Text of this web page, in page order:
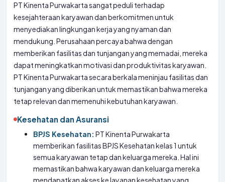
PT Kinenta Purwakarta sangat peduli terhadap
kesejahteraan karyawan dan berkomitmen untuk
menyediakan lingkungan kerja yang nyaman dan
mendukung. Perusahaan percaya bahwa dengan
memberikan fasilitas dan tunjangan yang memadai, mereka
dapat meningkatkan motivasi dan produktivitas karyawan.
PT Kinenta Purwakarta secara berkala meninjau fasilitas dan
tunjangan yang diberikan untuk memastikan bahwa mereka
tetap relevan dan memenuhi kebutuhan karyawan.
Kesehatan dan Asuransi
BPJS Kesehatan: PT Kinenta Purwakarta
memberikan fasilitas BPJS Kesehatan kelas 1 untuk
semua karyawan tetap dan keluarga mereka. Hal ini
memastikan bahwa karyawan dan keluarga mereka
mendapatkan akses ke layanan kesehatan yang